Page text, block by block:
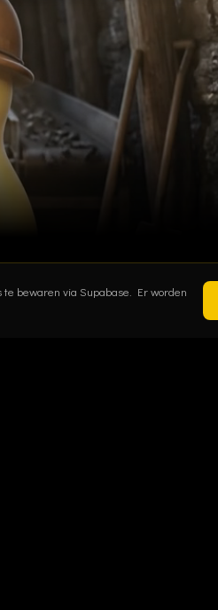
bewaren via Supabase. Er worden